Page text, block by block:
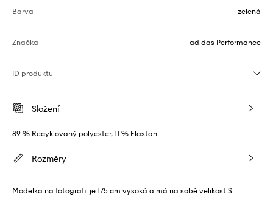
Barva zelená
Značka adidas Performance
ID produktu
Složení
89 % Recyklovaný polyester, 11 % Elastan
Rozměry
Modelka na fotografii je 175 cm vysoká a má na sobě velikost S